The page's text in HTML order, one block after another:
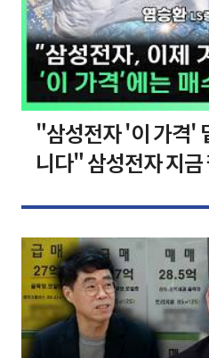
"삼성전자 '이 가격'
니다" 삼성전자 지금